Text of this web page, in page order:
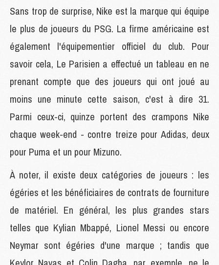
Sans trop de surprise, Nike est la marque qui équipe
le plus de joueurs du PSG. La firme américaine est
également l'équipementier officiel du club. Pour
savoir cela, Le Parisien a effectué un tableau en ne
prenant compte que des joueurs qui ont joué au
moins une minute cette saison, c'est à dire 31.
Parmi ceux-ci, quinze portent des crampons Nike
chaque week-end - contre treize pour Adidas, deux
pour Puma et un pour Mizuno.
À noter, il existe deux catégories de joueurs : les
égéries et les bénéficiaires de contrats de fourniture
de matériel. En général, les plus grandes stars
telles que Kylian Mbappé, Lionel Messi ou encore
Neymar sont égéries d'une marque ; tandis que